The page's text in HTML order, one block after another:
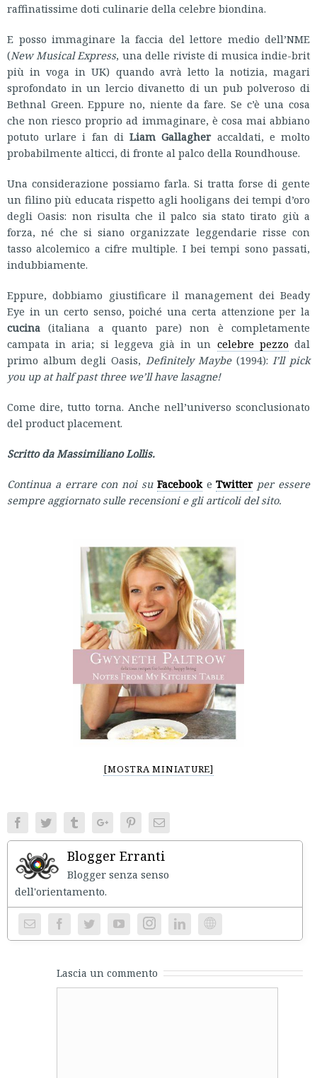
raffinatissime doti culinarie della celebre biondina.
E posso immaginare la faccia del lettore medio dell’NME
(New Musical Express, una delle riviste di musica indie-brit
più in voga in UK) quando avrà letto la notizia, magari
sprofondato in un lercio divanetto di un pub polveroso di
Bethnal Green. Eppure no, niente da fare. Se c’è una cosa
che non riesco proprio ad immaginare, è cosa mai abbiano
potuto urlare i fan diLiam Gallagher accaldati, e molto
probabilmente alticci, di fronte al palco della Roundhouse.
Una considerazione possiamo farla. Si tratta forse di gente
un filino più educata rispetto agli hooligans dei tempi d’oro
degli Oasis: non risulta che il palco sia stato tirato giù a
forza, né che si siano organizzate leggendarie risse con
tasso alcolemico a cifre multiple. I bei tempi sono passati,
indubbiamente.
Eppure, dobbiamo giustificare il management dei Beady
Eye in un certo senso, poiché una certa attenzione per la
cucina (italiana a quanto pare) non è completamente
campata in aria; si leggeva già in un celebre pezzo dal
primo album degli Oasis, Definitely Maybe (1994):I’ll pick
you up at half past three we’ll have lasagne!
Come dire, tutto torna. Anche nell’universo sconclusionato
del product placement.
Scritto da Massimiliano Lollis.
Continua a errare con noi su Facebook e Twitter per essere
sempre aggiornato sulle recensioni e gli articoli del sito.
[MOSTRA MINIATURE]
FacebookTwitter TumblrGoogle+PinterestEmail
Blogger Erranti
Blogger senza senso
Instagram Website
Lascia un commento